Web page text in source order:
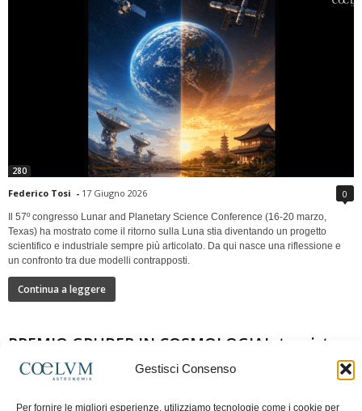
Gestisci Consenso
Per fornire le migliori esperienze, utilizziamo tecnologie come i cookie per
280
Federico Tosi - 17 Giugno 2026 0
Il 57º congresso Lunar and Planetary Science Conference (16-20 marzo,
Texas) ha mostrato come il ritorno sulla Luna stia diventando un progetto
scientifico e industriale sempre più articolato. Da qui nasce una riflessione e
un confronto tra due modelli contrapposti.
Continua a leggere
PREMIO GRUBER IN COSMOLOGIAIntervista a
Nazzareno Mandolesi